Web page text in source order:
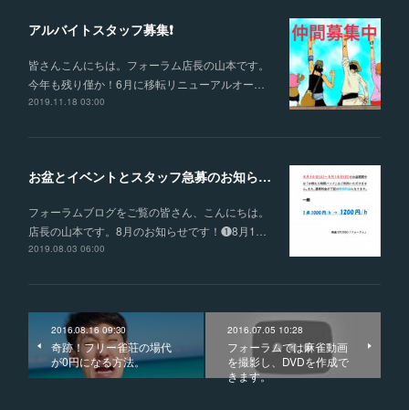
アルバイトスタッフ募集❗️
皆さんこんにちは。フォーラム店長の山本です。
今年も残り僅か！6月に移転リニューアルオー…
2019.11.18 03:00
お盆とイベントとスタッフ急募のお知らせ❗️
フォーラムブログをご覧の皆さん、こんにちは。
店長の山本です。8月のお知らせです！❶8月1…
2019.08.03 06:00
2016.08.16 09:30
奇跡！フリー雀荘の場代
が0円になる方法。
2016.07.05 10:28
フォーラムでは麻雀動画
を撮影し、DVDを作成で
きます。